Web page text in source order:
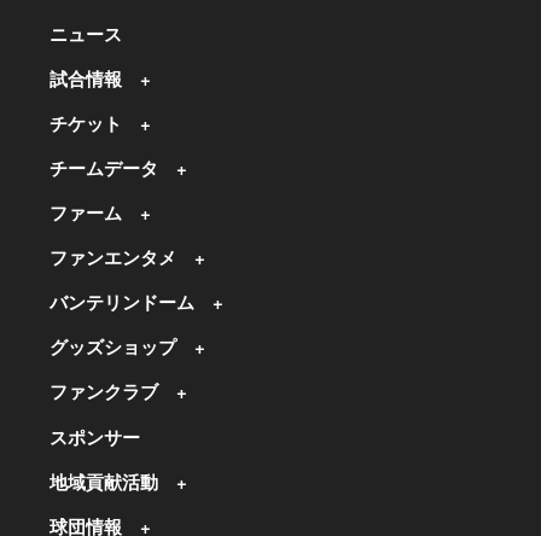
ニュース
試合情報
チケット
チームデータ
ファーム
ファンエンタメ
バンテリンドーム
グッズショップ
ファンクラブ
スポンサー
地域貢献活動
球団情報